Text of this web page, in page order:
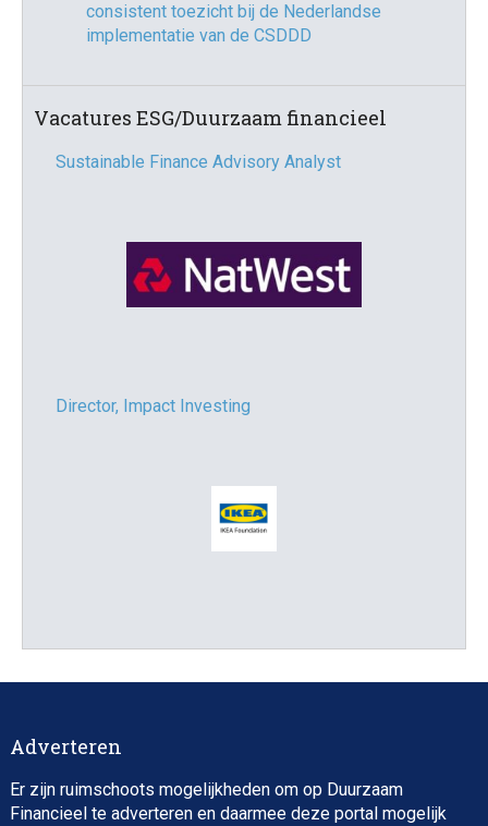
consistent toezicht bij de Nederlandse
implementatie van de CSDDD
Vacatures ESG/Duurzaam financieel
Sustainable Finance Advisory Analyst
Director, Impact Investing
Impact consultant (manager)
Adverteren
Er zijn ruimschoots mogelijkheden om op Duurzaam
Financieel te adverteren en daarmee deze portal mogelijk